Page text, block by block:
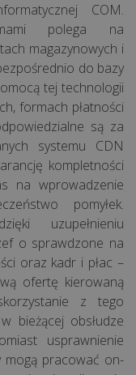
COM.
polega na
magazynowych i
do bazy
tej technologii
formach płatności
są za
systemu CDN
kompletności
na wprowadzenie
pomyłek.
uzupełnieniu
o sprawdzone na
oraz kadr i płac –
ofertę kierowaną
z tego
bieżącej obsłudze
usprawnienie
mogą pracować on-